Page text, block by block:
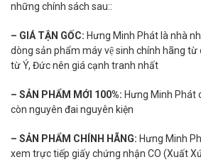
những chính sách sau::
– GIÁ TẬN GỐC: Hưng Minh Phát là nhà
dòng sản phẩm máy vệ sinh chính hãng từ
từ Ý, Đức nên giá cạnh tranh nhất
– SẢN PHẨM MỚI 100%: Hưng Minh Phát
còn nguyên đai nguyên kiện
– SẢN PHẨM CHÍNH HÃNG: Hưng Minh
xem trực tiếp giấy chứng nhận CO (Xuất